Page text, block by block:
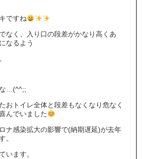
ですね
なく、入り口の段差がかなり高くあ
なるよう
…(^^;;
おトイレ全体と段差もなくなり危なく
んでいました
ナ感染拡大の影響で(納期遅延)が去年
。
います。